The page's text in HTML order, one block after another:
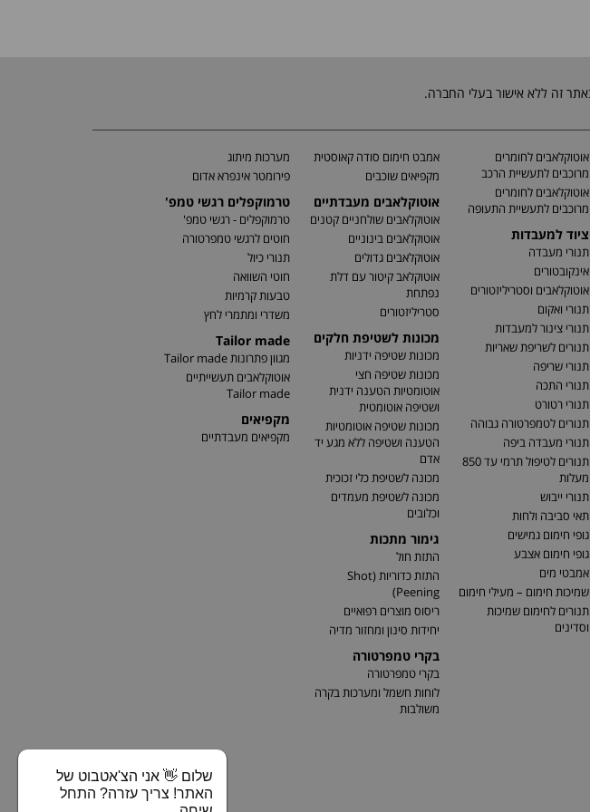
אוטוקלאבים לחומרים
מרוכבים לתעשיית הרכב
אוטוקלאבים לחומרים
מרוכבים לתעשיית התעופה
ציוד למעבדות
תנורי מעבדה
אינקובטורים
אוטוקלאבים וסטריליזטורים
תנורי ואקום
תנורי צינור למעבדות
תנורים לשריפת שאריות
תנורי שריפה
תנורי התכה
תנורי רטורט
תנורים לטמפרטורה גבוהה
תנורי מעבדה ביפה
תנורים לטיפול תרמי עד 850
מעלות
תנורי ייבוש
תאי סביבה ולחות
גופי חימום גמישים
גופי חימום אצבע
אמבטי מים
שמיכות חימום – מעילי חימום
תנורים לחימום שמיכות
וסדינים
אמבט חימום סודה קאוסטית
מקפיאים שוכבים
אוטוקלאבים מעבדתיים
אוטוקלאבים שולחניים קטנים
אוטוקלאבים בינוניים
אוטוקלאבים גדולים
אוטוקלאב קיטור עם דלת
נפתחת
סטריליזטורים
מכונות לשטיפת חלקים
מכונות שטיפה ידניות
מכונות שטיפה חצי
אוטומטיות הטענה ידנית
ושטיפה אוטומטית
מכונות שטיפה אוטומטיות
הטענה ושטיפה ללא מגע יד
אדם
מכונה לשטיפת כלי זכוכית
מכונה לשטיפת מעמדים
וכלובים
גימור מתכות
התזת חול
התזת כדוריות (Shot
Peening)
ריסוס מוצרים רפואיים
יחידות סינון ומחזור מדיה
בקרי טמפרטורה
בקרי טמפרטורה
לוחות חשמל ומערכות בקרה
משולבות
מערכות מיתוג
פירומטר אינפרא אדום
טרמוקפלים רגשי טמפ'
טרמוקפלים - רגשי טמפ'
חוטים לרגשי טמפרטורה
תנורי כיול
חוטי השוואה
טבעות קרמיות
משדרי ומתמרי לחץ
Tailor made
מגוון פתרונות Tailor made
אוטוקלאבים תעשייתיים
Tailor made
מקפיאים
מקפיאים מעבדתיים
שלום 👋 אני הצ'אטבוט של
האתר! צריך עזרה? התחל